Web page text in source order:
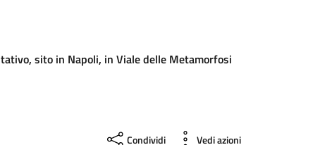
sito in Napoli, in Viale delle Metamorfosi
Condividi Vedi azioni